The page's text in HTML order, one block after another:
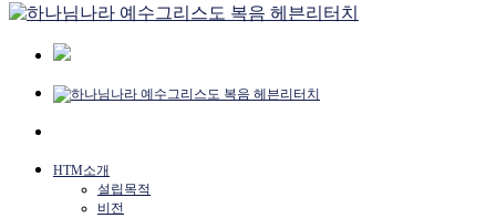
HTM소개
설립목적
비전